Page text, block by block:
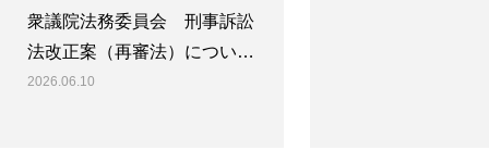
衆議院法務委員会 刑事訴訟
法改正案（再審法）につい…
2026.06.10